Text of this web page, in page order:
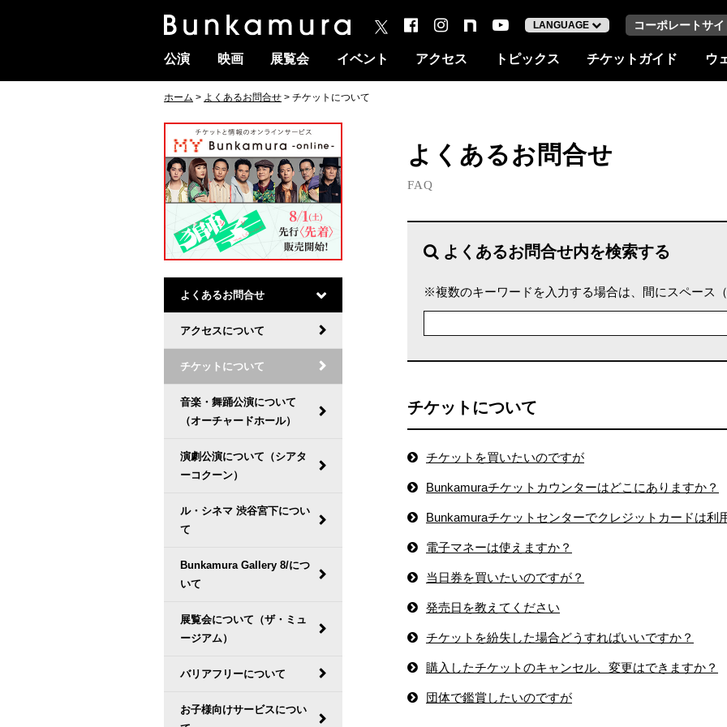
LANGUAGE コーポレートサイ
公演 映画 展覧会 イベント アクセス トピックス チケットガイド ウ
ホーム > よくあるお問合せ > チケットについて
よくあるお問合せ
FAQ
よくあるお問合せ内を検索する
※複数のキーワードを入力する場合は、間にスペース
チケットについて
チケットを買いたいのですが
Bunkamuraチケットカウンターはどこにありますか？
Bunkamuraチケットセンターでクレジットカードは利
電子マネーは使えますか？
当日券を買いたいのですが？
発売日を教えてください
チケットを紛失した場合どうすればいいですか？
購入したチケットのキャンセル、変更はできますか？
団体で鑑賞したいのですが
よくあるお問合せ
アクセスについて
チケットについて
音楽・舞踊公演について
（オーチャードホール）
演劇公演について（シアタ
ーコクーン）
ル・シネマ 渋谷宮下につい
て
Bunkamura Gallery 8/につ
いて
展覧会について（ザ・ミュ
ージアム）
バリアフリーについて
お子様向けサービスについ